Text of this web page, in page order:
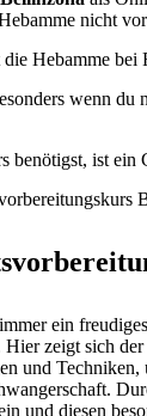
nicht
Hebamme bei
wenn
ist ein
ein
zeigt sich der
und Techniken,
und diesen